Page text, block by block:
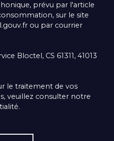
prévu par l'article
sur le site
ou par courrier
Bloctel, CS 61311, 41013
le traitement de vos
veuillez consulter notre
.